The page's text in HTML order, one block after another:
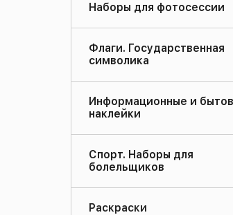
Наборы для фотосессии
Флаги. Государственная
символика
Информационные и
наклейки
Спорт. Наборы для
болельщиков
Раскраски